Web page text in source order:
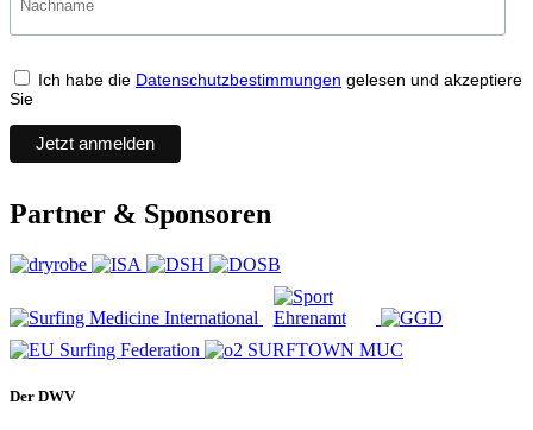
Ich habe die Datenschutzbestimmungen gelesen und akzeptiere
Sie
Partner & Sponsoren
Der DWV